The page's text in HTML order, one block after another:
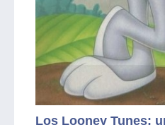
Los Looney Tunes: